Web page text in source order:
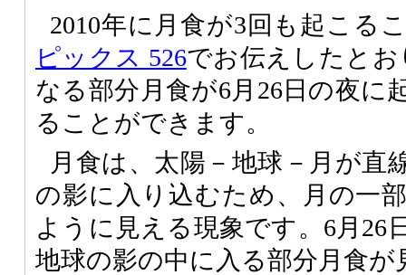
2010年に月食が3回も起こる
ピックス 526でお伝えしたと
なる部分月食が6月26日の夜に
ることができます。
月食は、太陽－地球－月が直
の影に入り込むため、月の一
ように見える現象です。6月26
地球の影の中に入る部分月食が